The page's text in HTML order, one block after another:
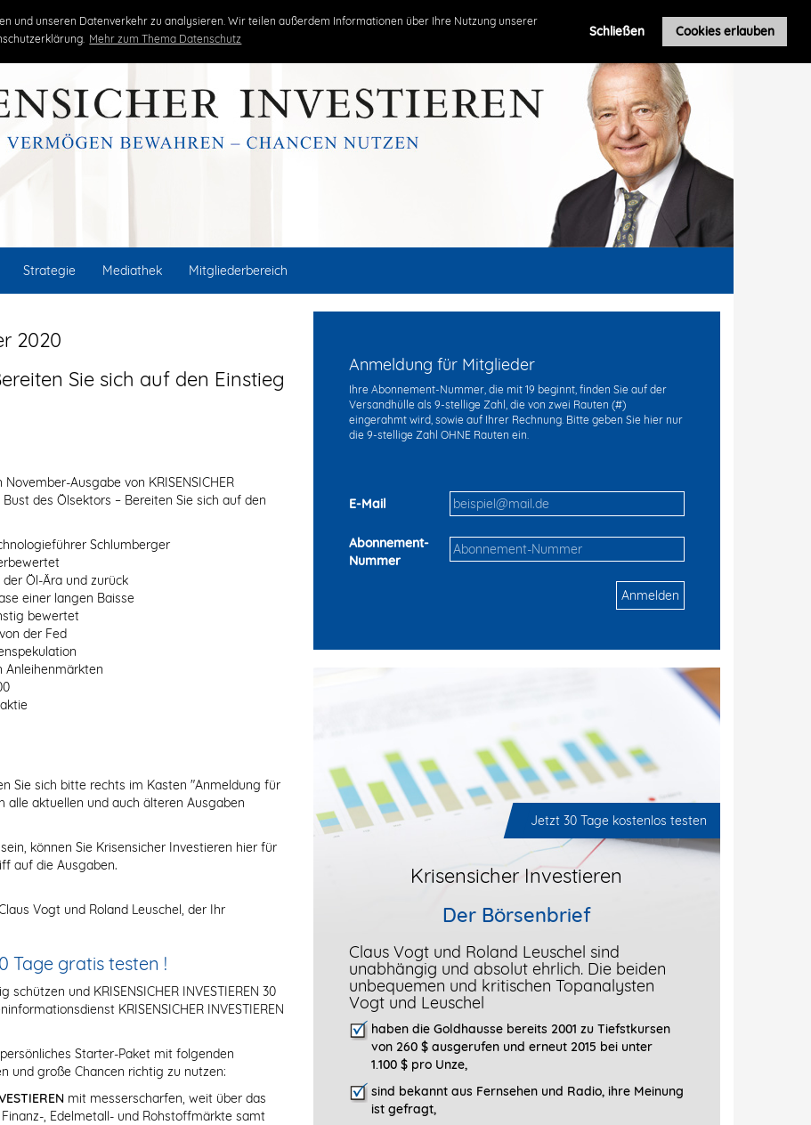
und unseren Datenverkehr zu analysieren. Wir teilen außerdem Informationen über Ihre Nutzung unserer
Mehr zum Thema Datenschutz
Schließen Cookies erlauben
kritisch unabhängig erfolgreich Roland Leuschel
Strategie Mediathek Mitgliederbereich
2020
Sie sich auf den Einstieg
Ausgabe von KRISENSICHER
Bust des Ölsektors – Bereiten Sie sich auf den
Schlumberger
Öl-Ära und zurück
einer langen Baisse
bewertet
der Fed
Anleihenmärkten
Sie sich bitte rechts im Kasten "Anmeldung für
alle aktuellen und auch älteren Ausgaben
können Sie Krisensicher Investieren hier für
auf die Ausgaben.
Vogt und Roland Leuschel, der Ihr
Tage gratis testen !
und KRISENSICHER INVESTIEREN 30
KRISENSICHER INVESTIEREN
Starter-Paket mit folgenden
und große Chancen richtig zu nutzen:
mit messerscharfen, weit über das
, Edelmetall- und Rohstoffmärkte samt
Anmeldung für Mitglieder
Ihre Abonnement-Nummer, die mit 19 beginnt, finden Sie auf der
Versandhülle als 9-stellige Zahl, die von zwei Rauten (#)
eingerahmt wird, sowie auf Ihrer Rechnung. Bitte geben Sie hier nur
die 9-stellige Zahl OHNE Rauten ein.
E-Mail
Abonnement-
Nummer
Anmelden
Jetzt 30 Tage kostenlos testen
Krisensicher Investieren
Der Börsenbrief
Claus Vogt und Roland Leuschel sind
unabhängig und absolut ehrlich. Die beiden
unbequemen und kritischen Topanalysten
Vogt und Leuschel
haben die Goldhausse bereits 2001 zu Tiefstkursen
von 260 $ ausgerufen und erneut 2015 bei unter
1.100 $ pro Unze,
sind bekannt aus Fernsehen und Radio, ihre Meinung
ist gefragt,